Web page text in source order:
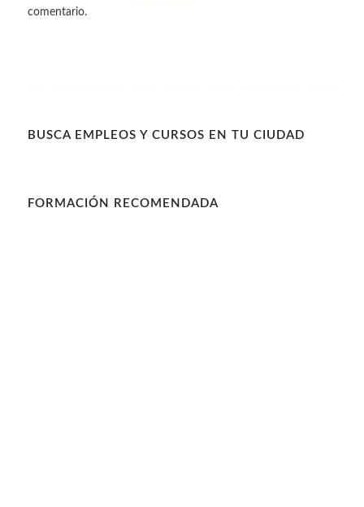
comentario.
BUSCA EMPLEOS Y CURSOS EN TU CIUDAD
FORMACIÓN RECOMENDADA